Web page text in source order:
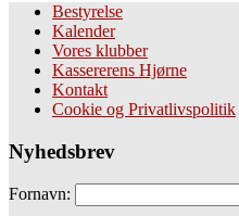
Bestyrelse
Kalender
Vores klubber
Kassererens Hjørne
Kontakt
Cookie og Privatlivspolitik
Nyhedsbrev
Fornavn: